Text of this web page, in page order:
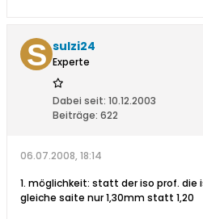
sulzi24
Experte
Dabei seit: 10.12.2003
Beiträge: 622
06.07.2008, 18:14
1. möglichkeit: statt der iso prof.
gleiche saite nur 1,30mm statt 1,20